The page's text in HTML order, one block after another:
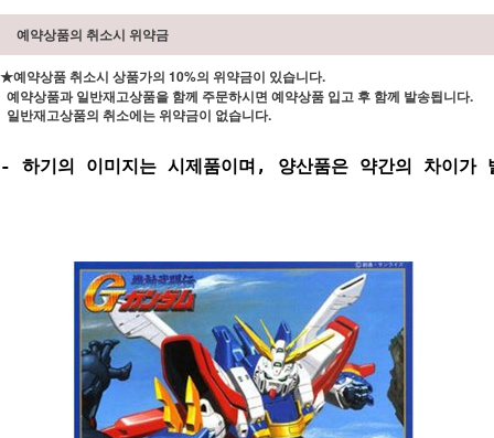
예약상품의 취소시 위약금
★예약상품 취소시 상품가의 10%의 위약금이 있습니다.
예약상품과 일반재고상품을 함께 주문하시면 예약상품 입고 후 함께 발송됩니다.
일반재고상품의 취소에는 위약금이 없습니다.
- 하기의 이미지는 시제품이며, 양산품은 약간의 차이가